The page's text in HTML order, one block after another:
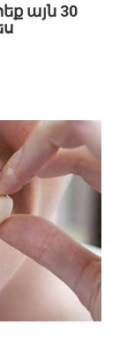
այն 30